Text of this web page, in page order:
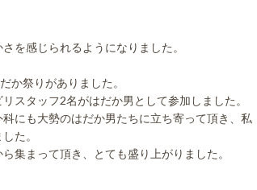
を感じられるようになりました。
か祭りがありました。
スタッフ2名がはだか男として参加しました。
にも大勢のはだか男たちに立ち寄って頂き、私
た。
集まって頂き、とても盛り上がりました。